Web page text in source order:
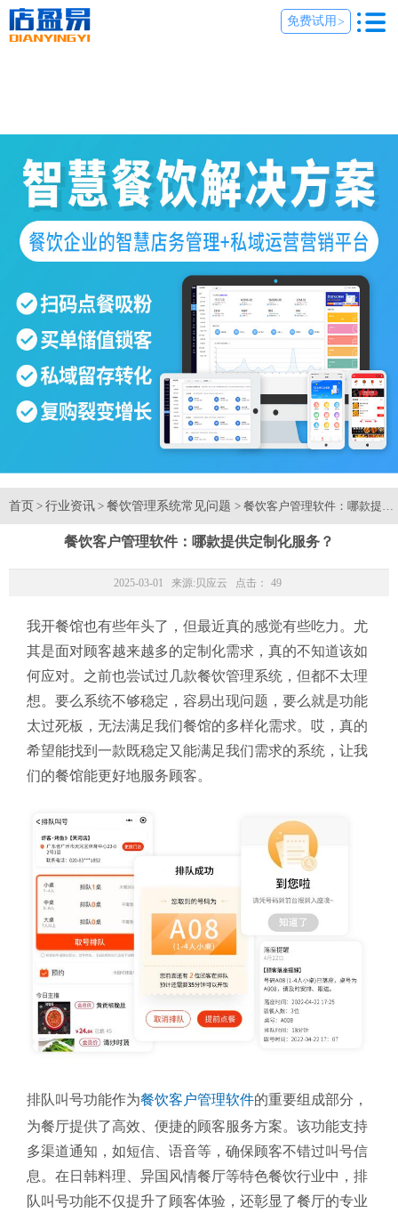
免费试用 >
首页 > 行业资讯 > 餐饮管理系统常见问题 > 餐饮客户管理软件：哪款提供
餐饮客户管理软件：哪款提供定制化服务？
2025-03-01 来源: 贝应云 点击： 49
我开餐馆也有些年头了，但最近真的感觉有些吃力。尤
其是面对顾客越来越多的定制化需求，真的不知道该如
何应对。之前也尝试过几款餐饮管理系统，但都不太理
想。要么系统不够稳定，容易出现问题，要么就是功能
太过死板，无法满足我们餐馆的多样化需求。哎，真的
希望能找到一款既稳定又能满足我们需求的系统，让我
们的餐馆能更好地服务顾客。
排队叫号功能作为餐饮客户管理软件的重要组成部分，
为餐厅提供了高效、便捷的顾客服务方案。该功能支持
多渠道通知，如短信、语音等，确保顾客不错过叫号信
息。在日韩料理、异国风情餐厅等特色餐饮行业中，排
队叫号功能不仅提升了顾客体验，还彰显了餐厅的专业